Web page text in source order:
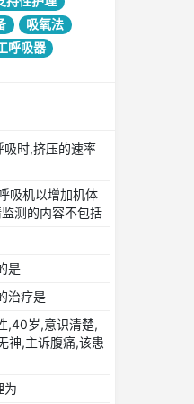
吸氧法
呼吸器
吸时,挤压的速率
吸机以增加机体
测的内容不包括
是
治疗是
,40岁,意识清楚,
神,主诉腹痛,该患
为